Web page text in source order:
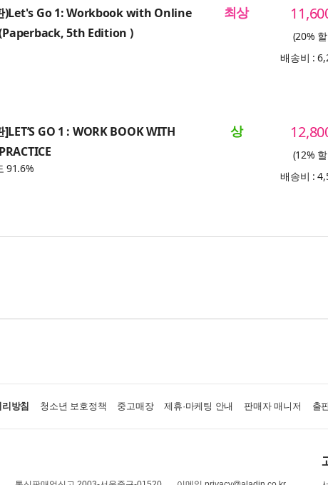
)Let's Go 1: Workbook with Online
5th Edition )
최상
(20%
배송비 :
GO 1 : WORK BOOK WITH
91.6%
상
(12%
배송비 :
방침 청소년 보호정책 중고매장 제휴·마케팅 안내 판매자 매니저 출